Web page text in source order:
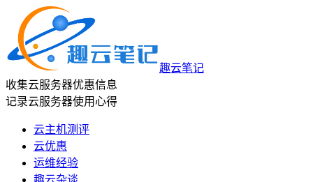
趣云笔记
收集云服务器优惠信息
记录云服务器使用心得
云主机测评
云优惠
运维经验
趣云杂谈